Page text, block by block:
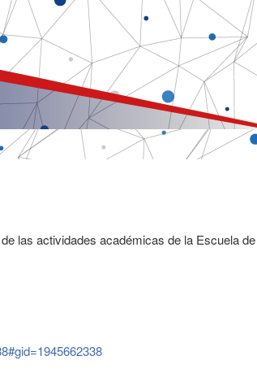
las actividades académicas de la Escuela